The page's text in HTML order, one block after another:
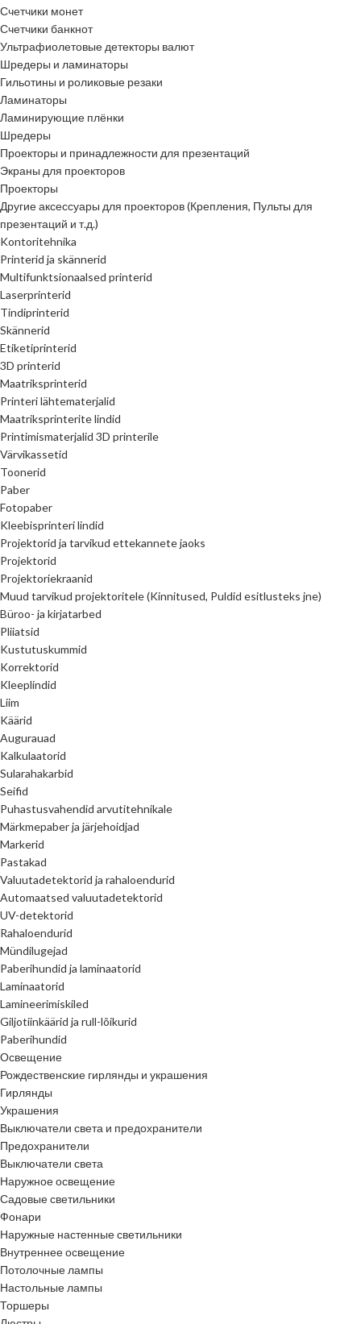
Счетчики монет
Счетчики банкнот
Ультрафиолетовые детекторы валют
Шредеры и ламинаторы
Гильотины и роликовые резаки
Ламинаторы
Ламинирующие плёнки
Шредеры
Проекторы и принадлежности для презентаций
Экраны для проекторов
Проекторы
Другие аксессуары для проекторов (Крепления, Пульты для
презентаций и т.д.)
Kontoritehnika
Printerid ja skännerid
Multifunktsionaalsed printerid
Laserprinterid
Tindiprinterid
Skännerid
Etiketiprinterid
3D printerid
Maatriksprinterid
Printeri lähtematerjalid
Maatriksprinterite lindid
Printimismaterjalid 3D printerile
Värvikassetid
Toonerid
Paber
Fotopaber
Kleebisprinteri lindid
Projektorid ja tarvikud ettekannete jaoks
Projektorid
Projektoriekraanid
Muud tarvikud projektoritele (Kinnitused, Puldid esitlusteks jne)
Büroo- ja kirjatarbed
Pliiatsid
Kustutuskummid
Korrektorid
Kleeplindid
Liim
Käärid
Augurauad
Kalkulaatorid
Sularahakarbid
Seifid
Puhastusvahendid arvutitehnikale
Märkmepaber ja järjehoidjad
Markerid
Pastakad
Valuutadetektorid ja rahaloendurid
Automaatsed valuutadetektorid
UV-detektorid
Rahaloendurid
Mündilugejad
Paberihundid ja laminaatorid
Laminaatorid
Lamineerimiskiled
Giljotiinkäärid ja rull-lõikurid
Paberihundid
Освещение
Рождественские гирлянды и украшения
Гирлянды
Украшения
Выключатели света и предохранители
Предохранители
Выключатели света
Наружное освещение
Садовые светильники
Фонари
Наружные настенные светильники
Внутреннее освещение
Потолочные лампы
Настольные лампы
Торшеры